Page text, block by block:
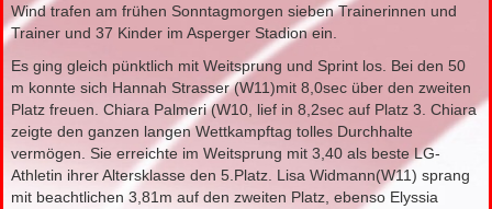
Wind trafen am frühen Sonntagmorgen sieben Trainerinnen und
Trainer und 37 Kinder im Asperger Stadion ein.
Es ging gleich pünktlich mit Weitsprung und Sprint los. Bei den 50
m konnte sich Hannah Strasser (W11)mit 8,0sec über den zweiten
Platz freuen. Chiara Palmeri (W10, lief in 8,2sec auf Platz 3. Chiara
zeigte den ganzen langen Wettkampftag tolles Durchhalte
vermögen. Sie erreichte im Weitsprung mit 3,40 als beste LG-
Athletin ihrer Altersklasse den 5.Platz. Lisa Widmann(W11) sprang
mit beachtlichen 3,81m auf den zweiten Platz, ebenso Elyssia